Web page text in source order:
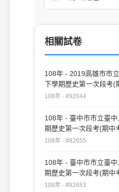
相關試卷
108年 - 2019高雄市市
下學期歷史第一次段考(
#92044
108年 · #92044
108年 - 臺中市市立臺
期歷史第一次段考(期中
108年 · #82655
108年 - 臺中市市立臺
期歷史第一次段考(期中
108年 · #82653